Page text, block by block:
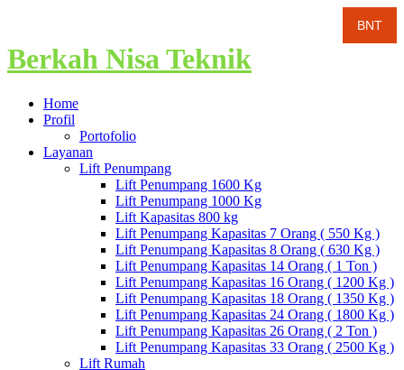
Berkah Nisa Teknik
Home
Profil
Portofolio
Layanan
Lift Penumpang
Lift Penumpang 1600 Kg
Lift Penumpang 1000 Kg
Lift Kapasitas 800 kg
Lift Penumpang Kapasitas 7 Orang ( 550 Kg )
Lift Penumpang Kapasitas 8 Orang ( 630 Kg )
Lift Penumpang Kapasitas 14 Orang ( 1 Ton )
Lift Penumpang Kapasitas 16 Orang ( 1200 Kg )
Lift Penumpang Kapasitas 18 Orang ( 1350 Kg )
Lift Penumpang Kapasitas 24 Orang ( 1800 Kg )
Lift Penumpang Kapasitas 26 Orang ( 2 Ton )
Lift Penumpang Kapasitas 33 Orang ( 2500 Kg )
Lift Rumah